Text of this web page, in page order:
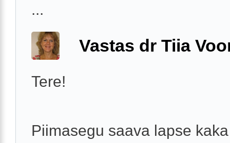
...
Vastas dr Tiia
Tere!
Piimasegu saava lapse